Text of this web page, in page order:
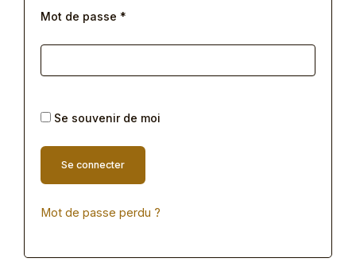
Mot de passe *
Se souvenir de moi
Se connecter
Mot de passe perdu ?